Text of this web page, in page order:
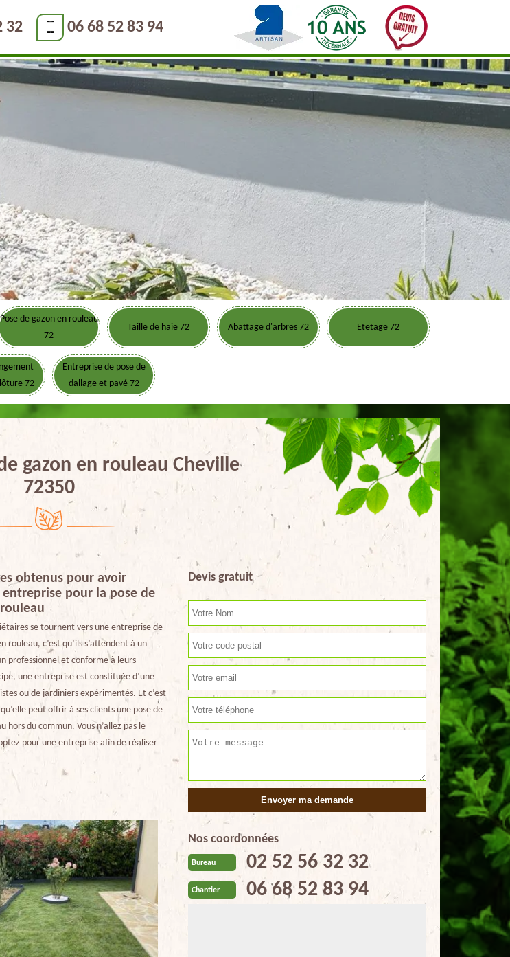
32 06 68 52 83 94
Pose de gazon en rouleau
72
Taille de haie 72 Abattage d'arbres 72 Etetage 72
72
Entreprise de pose de
dallage et pavé 72
gazon en rouleau Cheville
72350
obtenus pour avoir
entreprise pour la pose de
se tournent vers une entreprise de
rouleau, c’est qu’ils s’attendent à un
professionnel et conforme à leurs
une entreprise est constituée d’une
ou de jardiniers expérimentés. Et c’est
peut offrir à ses clients une pose de
hors du commun. Vous n’allez pas le
pour une entreprise afin de réaliser
Devis gratuit
Nos coordonnées
Bureau 02 52 56 32 32
Chantier 06 68 52 83 94